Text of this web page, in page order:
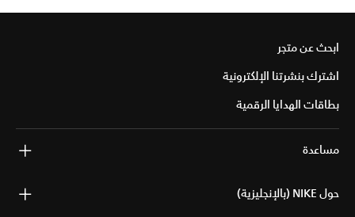
ابحث عن متجر
اشترك بنشرتنا الإلكترونية
بطاقات الهدايا الرقمية
مساعدة
حول NIKE (بالإنجليزية)